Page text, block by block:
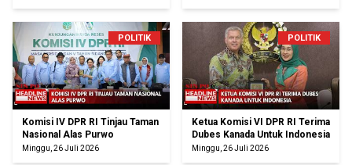
POLITIK
Komisi IV DPR RI Tinjau Taman
Nasional Alas Purwo
Minggu, 26 Juli 2026
POLITIK
Ketua Komisi VI DPR RI Terima
Dubes Kanada Untuk Indonesia
Minggu, 26 Juli 2026